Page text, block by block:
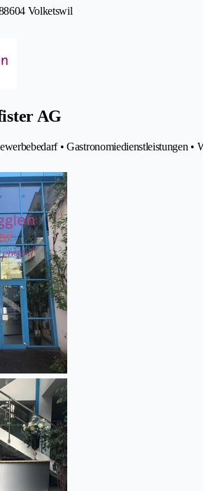
8604 Volketswil
AG
• Gastronomiedienstleistungen